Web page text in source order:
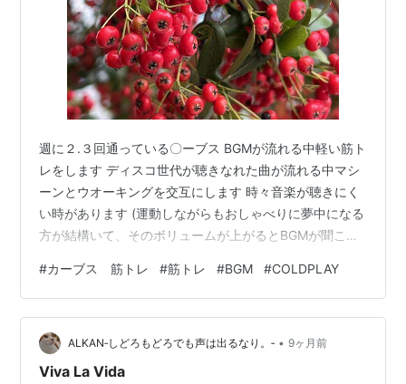
週に２.３回通っている〇ーブス BGMが流れる中軽い筋ト
レをします ディスコ世代が聴きなれた曲が流れる中マシ
ーンとウオーキングを交互にします 時々音楽が聴きにく
い時があります (運動しながらもおしゃべりに夢中になる
方が結構いて、そのボリュームが上がるとBGMが聞こえ
くれました これまではディスコ風のアレンジされた曲が
流れ、テンポよく運動するには音楽は良いアイテムだと
思います 音量調節の話の後、これまでに流れなかった新
しい曲が流れて笑みがこぼれました Coldplay Viva La
Vida アメリカ発のTV弁護士ドラマで流れたものでお気
#カーブス 筋トレ #筋トレ #BGM #COLDPLAY
ALKAN‐しどろもどろでも声は出るなり。‐ • 9ヶ月前
Viva La Vida